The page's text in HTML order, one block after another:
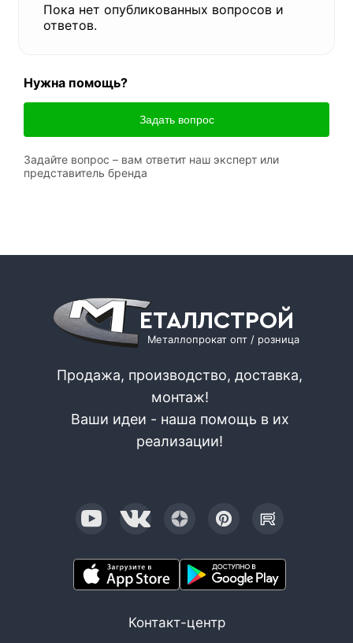
Пока нет опубликованных вопросов и
ответов.
Нужна помощь?
Задать вопрос
Задайте вопрос – вам ответит наш эксперт или
представитель бренда
ЕТАЛЛСТРОЙ
Металлопрокат опт / розница
Продажа, производство, доставка,
монтаж!
Ваши идеи - наша помощь в их
реализации!
Контакт-центр